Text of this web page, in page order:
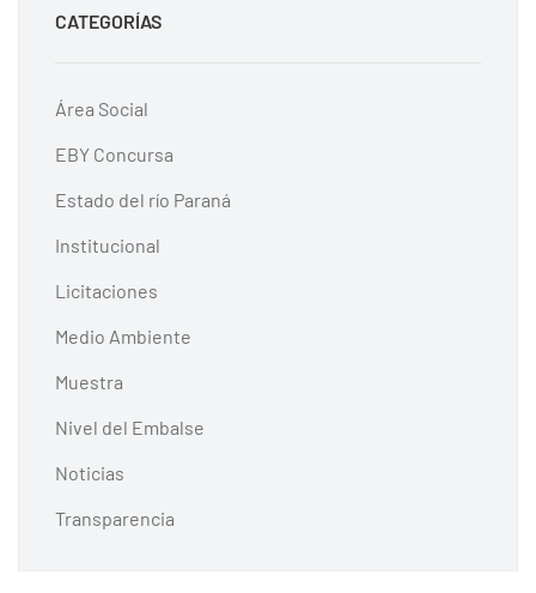
CATEGORÍAS
Área Social
EBY Concursa
Estado del río Paraná
Institucional
Licitaciones
Medio Ambiente
Muestra
Nivel del Embalse
Noticias
Transparencia